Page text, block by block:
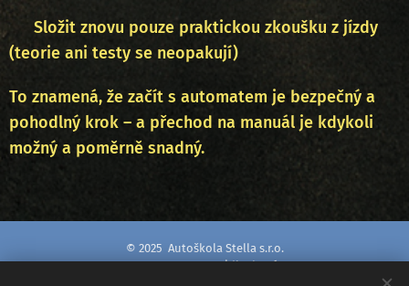
📝 Složit znovu pouze praktickou zkoušku z jízdy
(teorie ani testy se neopakují)
To znamená, že začít s automatem je bezpečný a
pohodlný krok – a přechod na manuál je kdykoli
možný a poměrně snadný.
© 2025 Autoškola Stella s.r.o.
Renata Zmidlochová